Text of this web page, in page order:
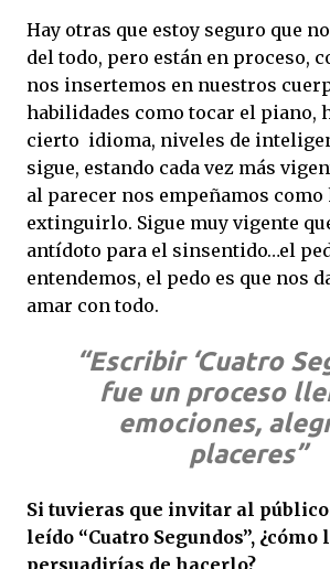
Hay otras que estoy seguro que
del todo, pero están en proceso,
nos insertemos en nuestros
habilidades como tocar el piano,
cierto idioma, niveles de
sigue, estando cada vez más
al parecer nos empeñamos
extinguirlo. Sigue muy vigente
antídoto para el sinsentido…el
entendemos, el pedo es que nos
amar con todo.
“Escribir ‘Cuatro
fue un proceso
emociones,
placeres”
Si tuvieras que invitar al
leído “Cuatro Segundos”, ¿cómo